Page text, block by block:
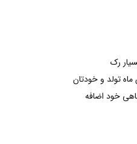
و بسیار رک
تولد و خودتان
خود اضافه